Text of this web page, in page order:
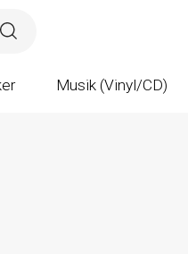
Musik (Vinyl/CD)